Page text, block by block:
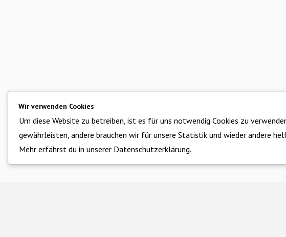
Wir verwenden Cookies
Um diese Website zu betreiben, ist es für uns notwendig Cookies zu
gewährleisten, andere brauchen wir für unsere Statistik und wieder andere
Mehr erfährst du in unserer Datenschutzerklärung.